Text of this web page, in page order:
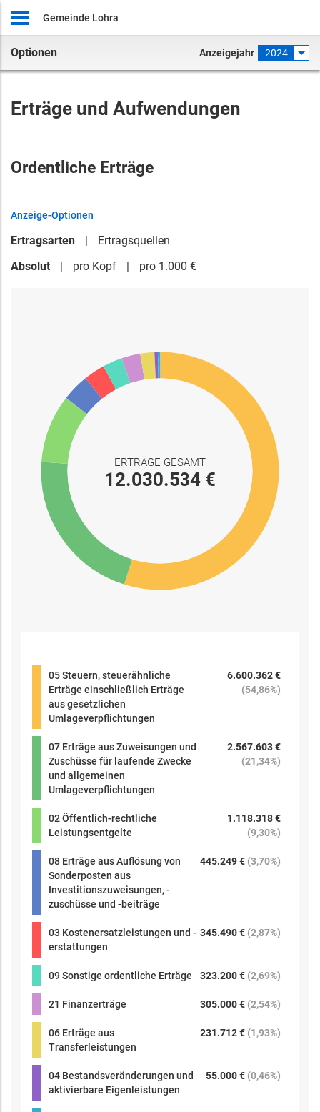
Gemeinde Lohra
Optionen Anzeigejahr 2024
Erträge und Aufwendungen
Ordentliche Erträge
Anzeige-Optionen
Ertragsarten
Ertragsquellen
Absolut
pro Kopf pro 1.000 €
ERTRÄGE GESAMT
12.030.534 €
05 Steuern, steuerähnliche
Erträge einschließlich Erträge
aus gesetzlichen
Umlageverpflichtungen
6.600.362 €
(54,86%)
07 Erträge aus Zuweisungen und
Zuschüsse für laufende Zwecke
und allgemeinen
Umlageverpflichtungen
2.567.603 €
(21,34%)
02 Öffentlich-rechtliche
Leistungsentgelte
1.118.318 €
(9,30%)
08 Erträge aus Auflösung von
Sonderposten aus
Investitionszuweisungen, -
zuschüsse und -beiträge
445.249 € (3,70%)
03 Kostenersatzleistungen und -
erstattungen
345.490 € (2,87%)
09 Sonstige ordentliche Erträge 323.200 € (2,69%)
21 Finanzerträge 305.000 € (2,54%)
06 Erträge aus
Transferleistungen
231.712 € (1,93%)
04 Bestandsveränderungen und
aktivierbare Eigenleistungen
55.000 € (0,46%)